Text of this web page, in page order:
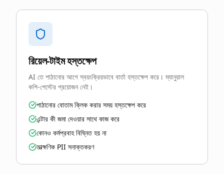
রিয়েল-টাইম হস্তক্ষেপ
AI তে পাঠানোর আগে স্বয়ংক্রিয়ভাবে বার্তা হস্তক্ষেপ করে। ম্যানুয়াল
কপি-পেস্টের প্রয়োজন নেই।
পাঠানোর বোতাম ক্লিক করার সময় হস্তক্ষেপ করে
এন্টার কী জমা দেওয়ার সাথে কাজ করে
কোনও কর্মপ্রবাহ বিঘ্নিত হয় না
তাত্ক্ষণিক PII সনাক্তকরণ